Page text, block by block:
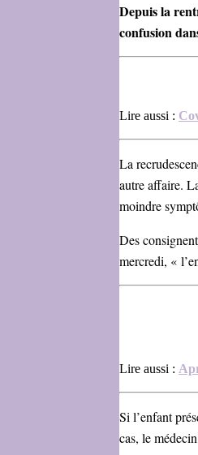
Depuisla
confusion
Lire aussi :
La
autre affaire.
moindre
Des
mercredi, «
Lire aussi :
Si l’enfant
cas, le